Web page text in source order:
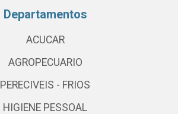
Departamentos
ACUCAR
AGROPECUARIO
PERECIVEIS - FRIOS
HIGIENE PESSOAL